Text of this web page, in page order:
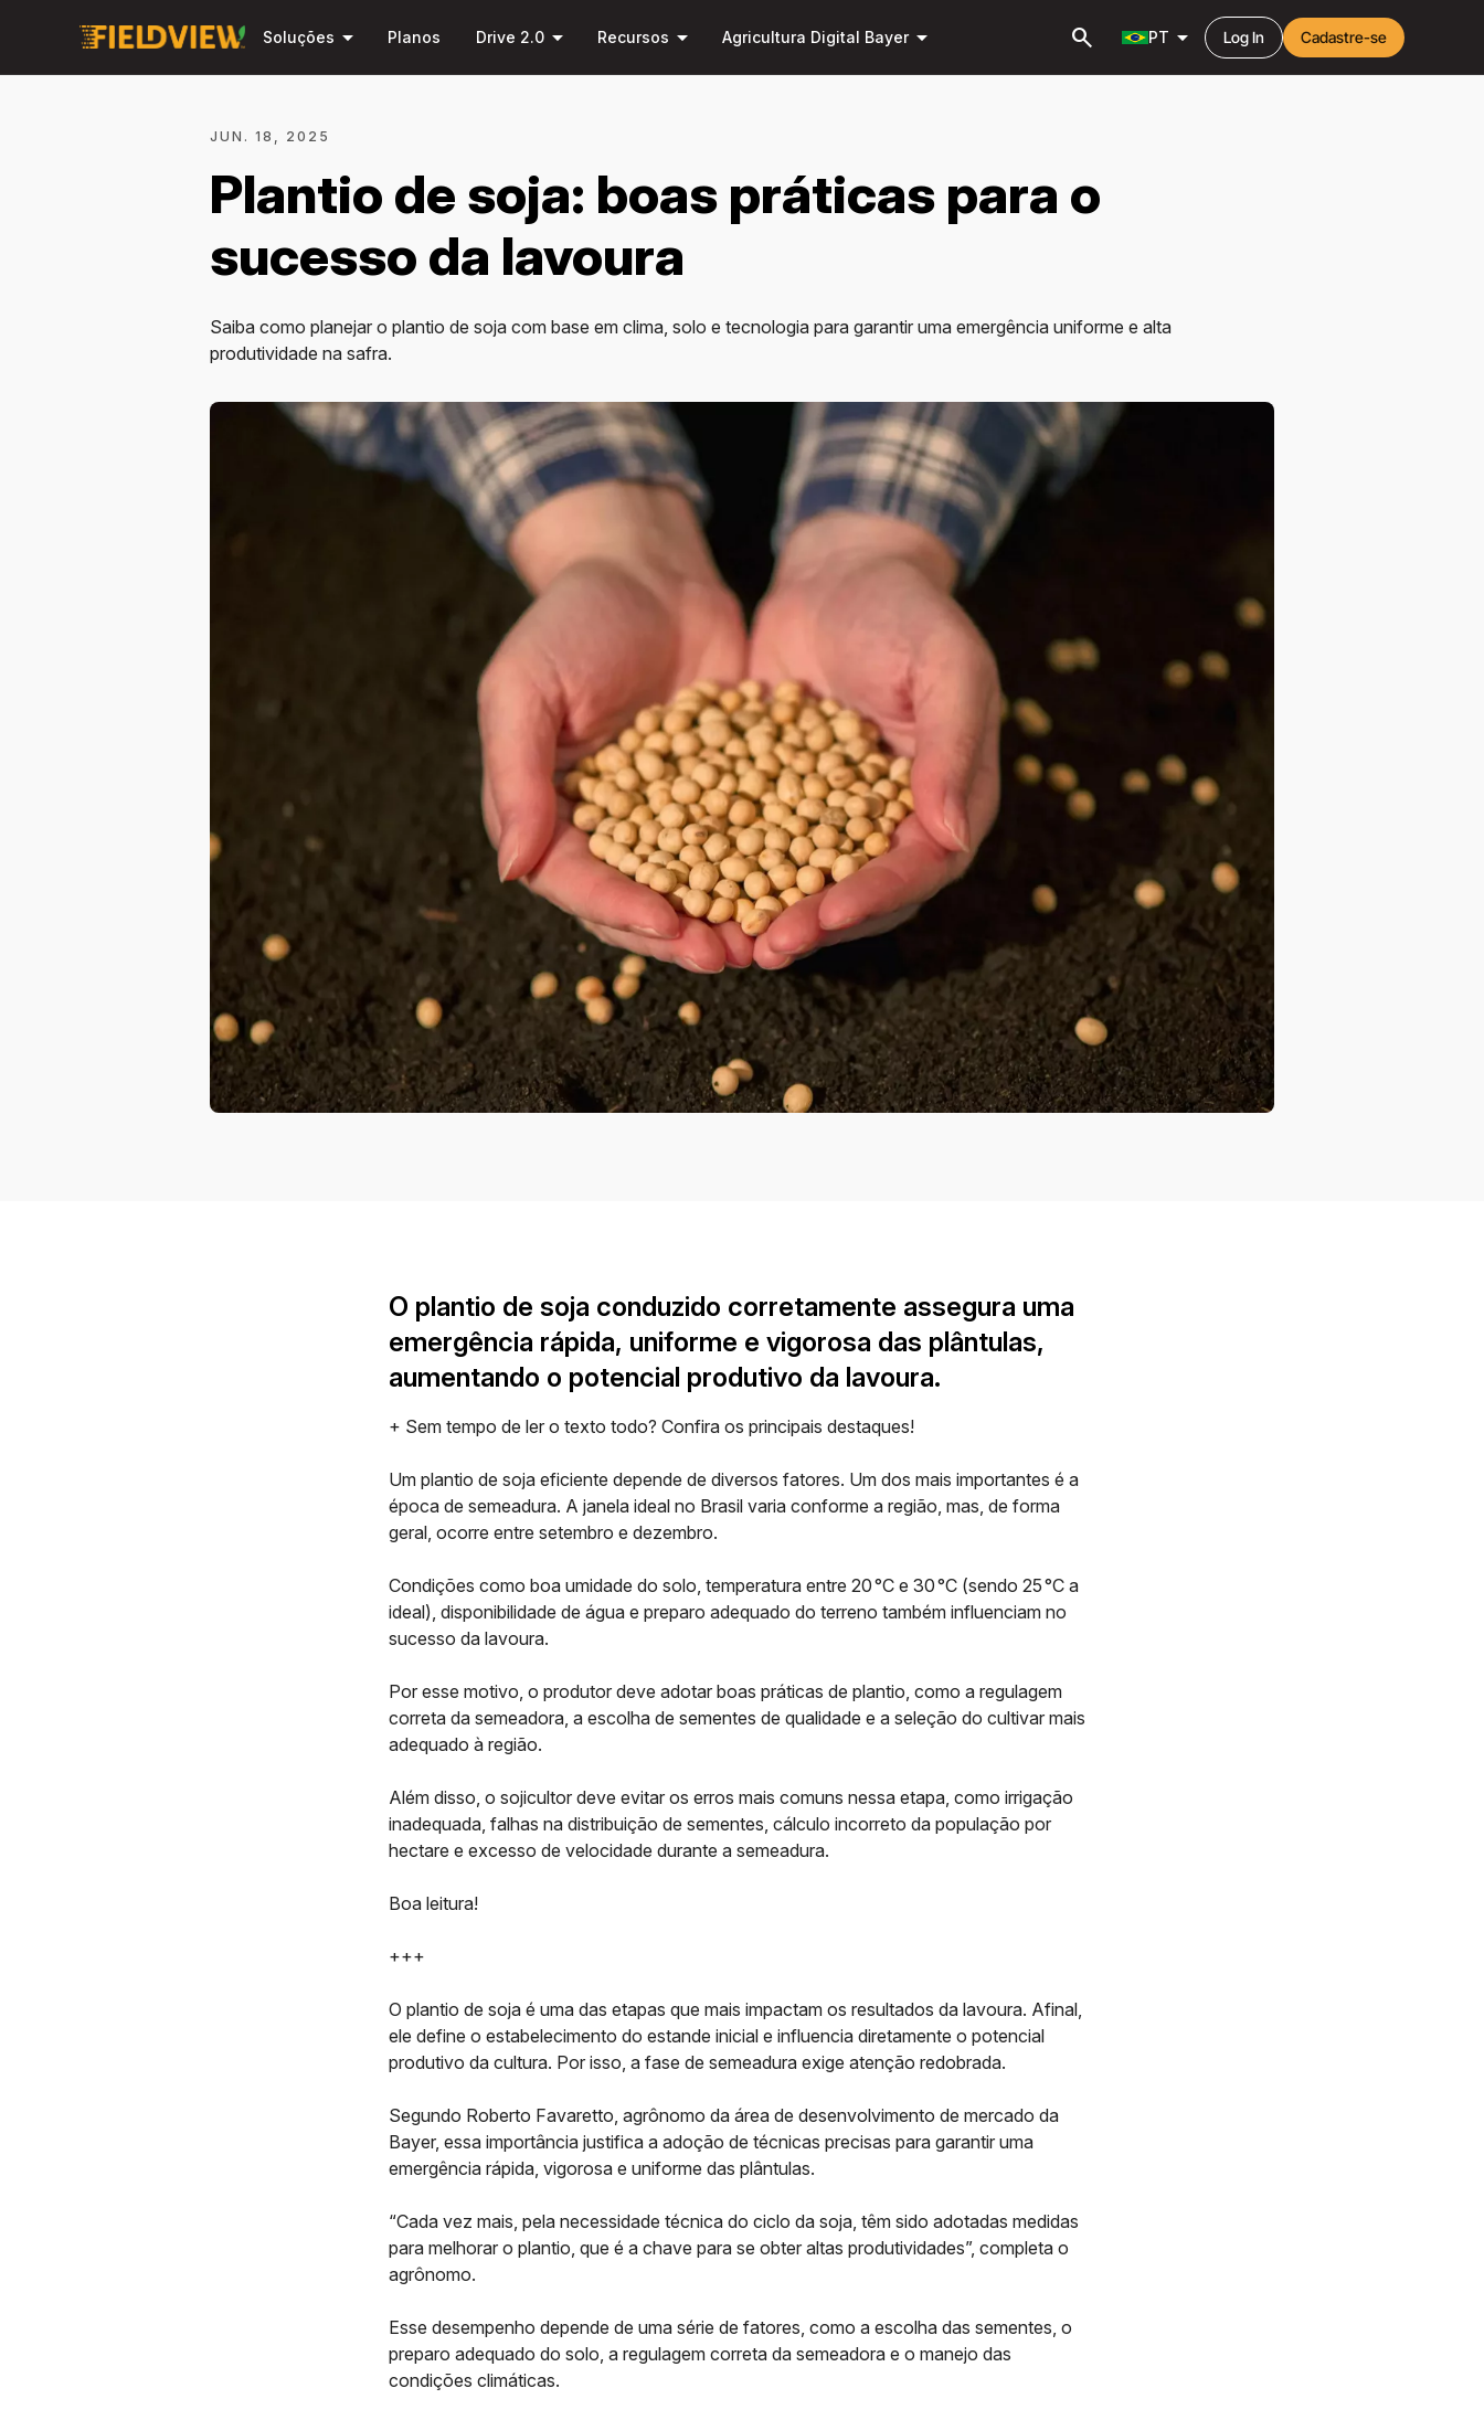
para o
principal
Soluções arrow_drop_down Planos Drive 2.0 arrow_drop_down Recursos arrow_drop_down Agricultura Digital Bayerarrow_drop_down search PT arrow_drop_down Log In Cadastre-se
JUN. 18, 2025
Plantio de soja: boas práticas para o
sucesso da lavoura
Saiba como planejar o plantio de soja com base em clima, solo e tecnologia para garantir uma emergência uniforme e alta
produtividade na safra.
O plantio de soja conduzido corretamente assegura uma
emergência rápida, uniforme e vigorosa das plântulas,
aumentando o potencial produtivo da lavoura.
+ Sem tempo de ler o texto todo? Confira os principais destaques!
Um plantio de soja eficiente depende de diversos fatores. Um dos mais importantes é a
época de semeadura. A janela ideal no Brasil varia conforme a região, mas, de forma
geral, ocorre entre setembro e dezembro.
Condições como boa umidade do solo, temperatura entre 20 °C e 30 °C (sendo 25 °C a
ideal), disponibilidade de água e preparo adequado do terreno também influenciam no
sucesso da lavoura.
Por esse motivo, o produtor deve adotar boas práticas de plantio, como a regulagem
correta da semeadora, a escolha de sementes de qualidade e a seleção do cultivar mais
adequado à região.
Além disso, o sojicultor deve evitar os erros mais comuns nessa etapa, como irrigação
inadequada, falhas na distribuição de sementes, cálculo incorreto da população por
hectare e excesso de velocidade durante a semeadura.
Boa leitura!
+++
O plantio de soja é uma das etapas que mais impactam os resultados da lavoura. Afinal,
ele define o estabelecimento do estande inicial e influencia diretamente o potencial
produtivo da cultura. Por isso, a fase de semeadura exige atenção redobrada.
Segundo Roberto Favaretto, agrônomo da área de desenvolvimento de mercado da
Bayer, essa importância justifica a adoção de técnicas precisas para garantir uma
emergência rápida, vigorosa e uniforme das plântulas.
“Cada vez mais, pela necessidade técnica do ciclo da soja, têm sido adotadas medidas
para melhorar o plantio, que é a chave para se obter altas produtividades”, completa o
agrônomo.
Esse desempenho depende de uma série de fatores, como a escolha das sementes, o
preparo adequado do solo, a regulagem correta da semeadora e o manejo das
condições climáticas.